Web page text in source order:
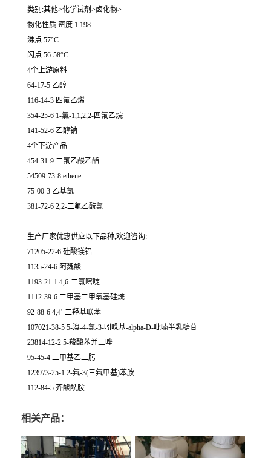
类别:其他>化学试剂>卤化物>
物化性质:密度:1.198
沸点:57°C
闪点:56-58°C
4个上游原料
64-17-5 乙醇
116-14-3 四氟乙烯
354-25-6 1-氯-1,1,2,2-四氟乙烷
141-52-6 乙醇钠
4个下游产品
454-31-9 二氟乙酸乙酯
54509-73-8 ethene
75-00-3 乙基氯
381-72-6 2,2-二氟乙酰氯
生产厂家优惠供应以下品种,欢迎咨询:
71205-22-6 硅酸镁铝
1135-24-6 阿魏酸
1193-21-1 4,6-二氯嘧啶
1112-39-6 二甲基二甲氧基硅烷
92-88-6 4,4'-二羟基联苯
107021-38-5 5-溴-4-氯-3-吲哚基-alpha-D-吡喃半乳糖苷
23814-12-2 5-羧酸苯并三唑
95-45-4 二甲基乙二肟
123973-25-1 2-氟-3(三氟甲基)苯胺
112-84-5 芥酸酰胺
相关产品：